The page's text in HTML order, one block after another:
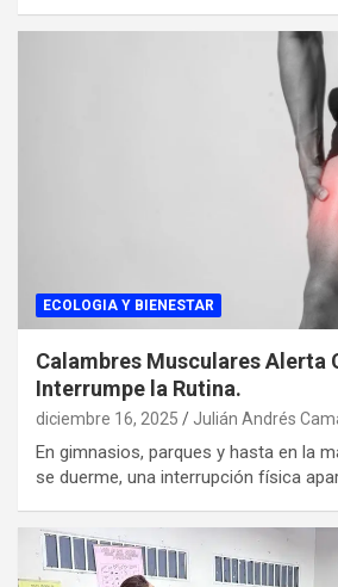
ECOLOGIA Y BIENESTAR
Calambres Musculares Alerta
Interrumpe la Rutina.
diciembre 16, 2025 Julián Andrés
En gimnasios, parques y hasta en la
se duerme, una interrupción física